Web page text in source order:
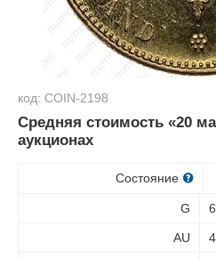
код: COIN-2198
Средняя стоимость «20
аукционах
Состояние
G
AU